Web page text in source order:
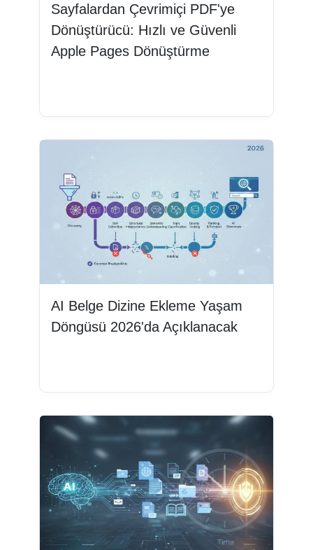
Sayfalardan Çevrimiçi PDF'ye
Dönüştürücü: Hızlı ve Güvenli
Apple Pages Dönüştürme
AI Belge Dizine Ekleme Yaşam
Döngüsü 2026'da Açıklanacak